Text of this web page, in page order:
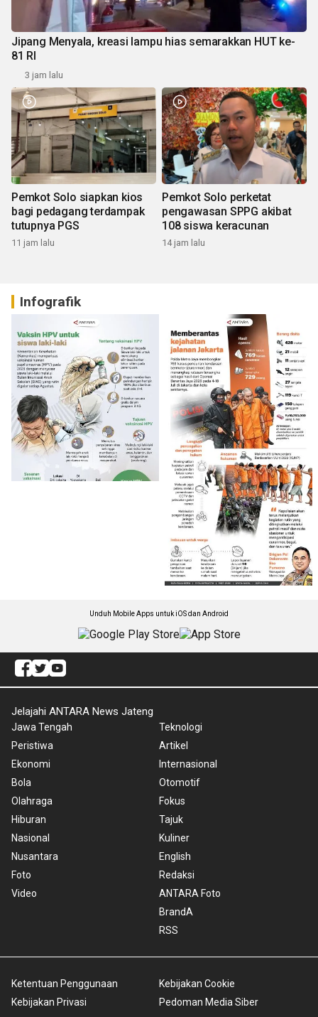
Jipang Menyala, kreasi lampu hias semarakkan HUT ke-
81 RI
3 jam lalu
Pemkot Solo siapkan kios
bagi pedagang terdampak
tutupnya PGS
11 jam lalu
Pemkot Solo perketat
pengawasan SPPG akibat
108 siswa keracunan
14 jam lalu
Infografik
Unduh Mobile Apps untuk iOS dan Android
Jelajahi ANTARA News Jateng
Jawa Tengah
Peristiwa
Ekonomi
Bola
Olahraga
Hiburan
Nasional
Nusantara
Foto
Video
Teknologi
Artikel
Internasional
Otomotif
Fokus
Tajuk
Kuliner
English
Redaksi
ANTARA Foto
BrandA
RSS
Ketentuan Penggunaan
Kebijakan Privasi
Kebijakan Cookie
Pedoman Media Siber